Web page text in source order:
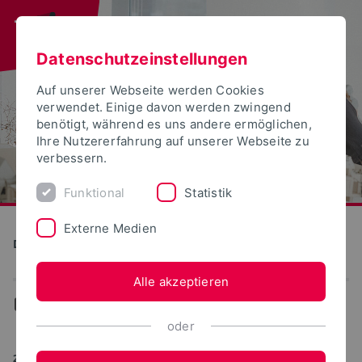
Detmolder Schule für Gestaltung
... News
29.09.2022
Datenschutzeinstellungen
Auf unserer Webseite werden Cookies
verwendet. Einige davon werden zwingend
benötigt, während es uns andere ermöglichen,
Ihre Nutzererfahrung auf unserer Webseite zu
verbessern.
Funktional Statistik
Externe Medien
Alle akzeptieren
oder